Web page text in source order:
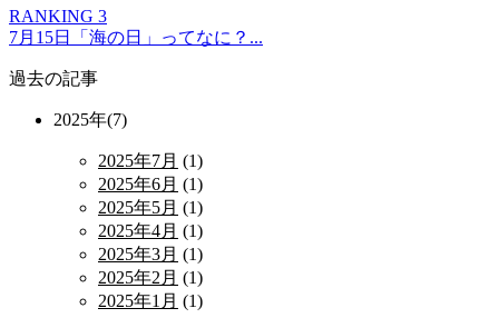
RANKING 3
7月15日「海の日」ってなに？...
過去の記事
2025年(7)
2025年7月 (1)
2025年6月 (1)
2025年5月 (1)
2025年4月 (1)
2025年3月 (1)
2025年2月 (1)
2025年1月 (1)